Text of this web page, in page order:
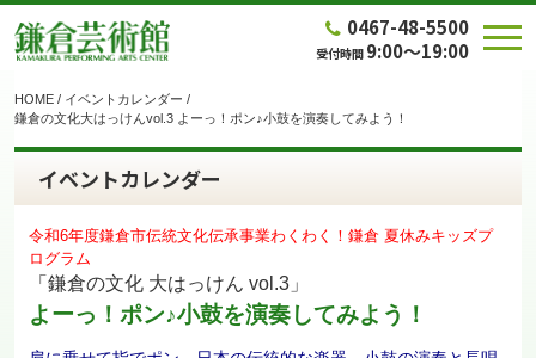
0467-48-5500
受付時間 9:00～19:00
HOME / イベントカレンダー /
鎌倉の文化大はっけんvol.3 よーっ！ポン♪小鼓を演奏してみよう！
イベントカレンダー
令和6年度鎌倉市伝統文化伝承事業わくわく！鎌倉 夏休みキッズプ
ログラム
「鎌倉の文化 大はっけん vol.3」
よーっ！ポン♪小鼓を演奏してみよう！